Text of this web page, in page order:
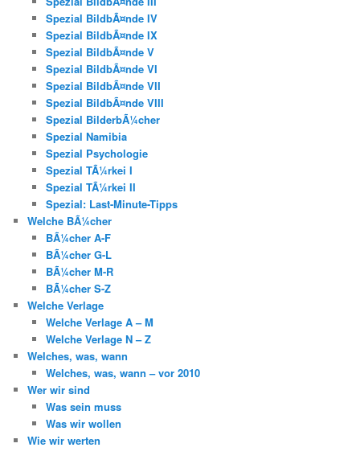
Spezial BildbÃ¤nde IV
Spezial BildbÃ¤nde IX
Spezial BildbÃ¤nde V
Spezial BildbÃ¤nde VI
Spezial BildbÃ¤nde VII
Spezial BildbÃ¤nde VIII
Spezial BilderbÃ¼cher
Spezial Namibia
Spezial Psychologie
Spezial TÃ¼rkei I
Spezial TÃ¼rkei II
Spezial: Last-Minute-Tipps
Welche BÃ¼cher
BÃ¼cher A-F
BÃ¼cher G-L
BÃ¼cher M-R
BÃ¼cher S-Z
Welche Verlage
Welche Verlage A – M
Welche Verlage N – Z
Welches, was, wann
Welches, was, wann – vor 2010
Wer wir sind
Was sein muss
Was wir wollen
Wie wir werten